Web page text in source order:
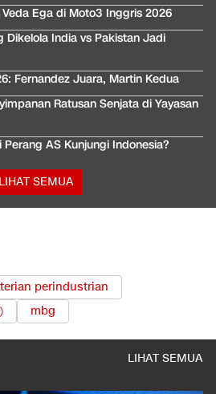
Ega di Moto3 Inggris 2026
Dikelola India vs Pakistan Jadi
Fernandez Juara, Martin Kedua
Ratusan Senjata di Yayasan
AS Kunjungi Indonesia?
LIHAT SEMUA
perindustrian
mbg
LIHAT SEMUA